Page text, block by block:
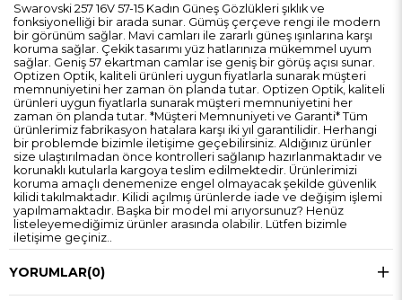
Swarovski 257 16V 57-15 Kadın Güneş Gözlükleri şıklık ve
fonksiyonelliği bir arada sunar. Gümüş çerçeve rengi ile modern
bir görünüm sağlar. Mavi camları ile zararlı güneş ışınlarına karşı
koruma sağlar. Çekik tasarımı yüz hatlarınıza mükemmel uyum
sağlar. Geniş 57 ekartman camlar ise geniş bir görüş açısı sunar.
Optizen Optik, kaliteli ürünleri uygun fiyatlarla sunarak müşteri
memnuniyetini her zaman ön planda tutar. Optizen Optik, kaliteli
ürünleri uygun fiyatlarla sunarak müşteri memnuniyetini her
zaman ön planda tutar. *Müşteri Memnuniyeti ve Garanti* Tüm
ürünlerimiz fabrikasyon hatalara karşı iki yıl garantilidir. Herhangi
bir problemde bizimle iletişime geçebilirsiniz. Aldığınız ürünler
size ulaştırılmadan önce kontrolleri sağlanıp hazırlanmaktadır ve
korunaklı kutularla kargoya teslim edilmektedir. Ürünlerimizi
koruma amaçlı denemenize engel olmayacak şekilde güvenlik
kilidi takılmaktadır. Kilidi açılmış ürünlerde iade ve değişim işlemi
yapılmamaktadır. Başka bir model mi arıyorsunuz? Henüz
listeleyemediğimiz ürünler arasında olabilir. Lütfen bizimle
iletişime geçiniz..
YORUMLAR(0)